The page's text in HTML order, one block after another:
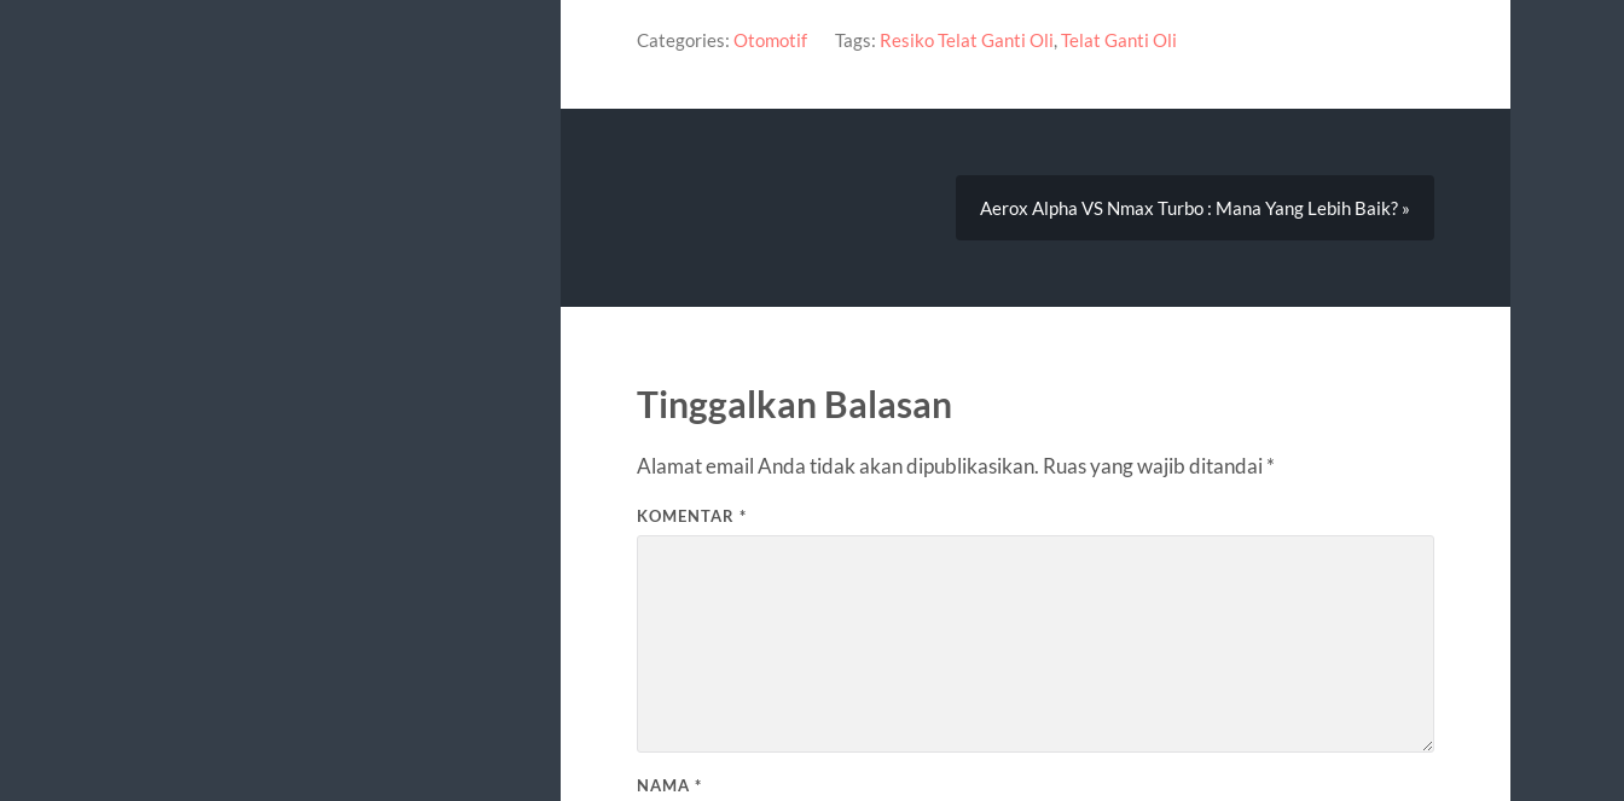
Categories: Otomotif Tags: Resiko Telat Ganti Oli,Telat Ganti Oli
Aerox Alpha VS Nmax Turbo : Mana Yang Lebih Baik? »
Tinggalkan Balasan
Alamat email Anda tidak akan dipublikasikan. Ruas yang wajib ditandai *
KOMENTAR *
NAMA *